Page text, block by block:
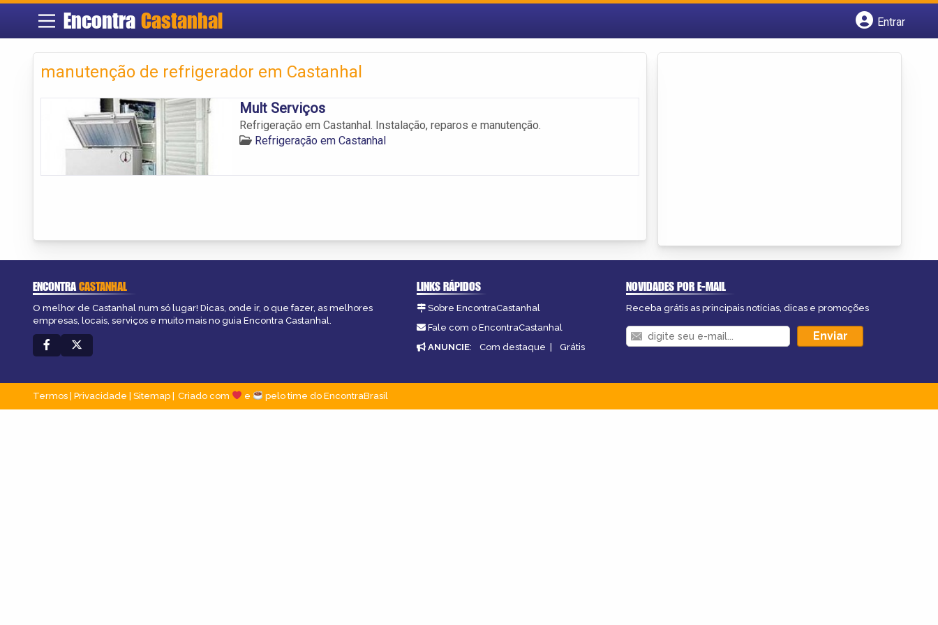
Encontra Castanhal
Entrar
manutenção de refrigerador em Castanhal
Mult Serviços
Refrigeração em Castanhal. Instalação, reparos e manutenção.
Refrigeração em Castanhal
ENCONTRACASTANHAL
O melhor de Castanhal num só lugar! Dicas, onde ir, o que fazer, as melhores
empresas, locais, serviços e muito mais no guia Encontra Castanhal.
LINKS RÁPIDOS
Sobre EncontraCastanhal
Fale com o EncontraCastanhal
ANUNCIE: Com destaque | Grátis
NOVIDADES POR E-MAIL
Receba grátis as principais notícias, dicas e promoções
Termos Privacidade Sitemap Criado com e pelo time do EncontraBrasil